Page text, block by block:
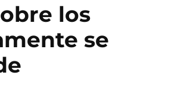
los
se